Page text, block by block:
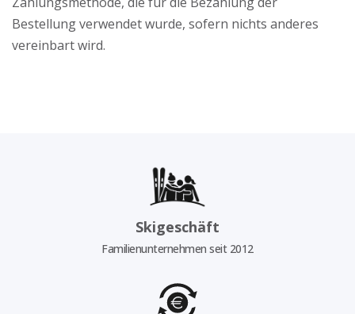
Bestellung verwendet wurde, sofern nichts anderes
vereinbart wird.
Skigeschäft
Familienunternehmen seit 2012